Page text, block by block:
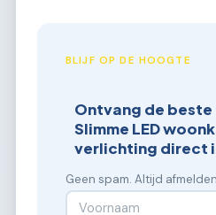
BLIJF OP DE HOOGTE
Ontvang de
Slimme LED
verlichting direct
Geen spam. Altijd